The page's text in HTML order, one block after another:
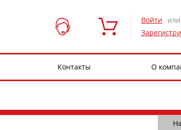
Войти
или
Контакты О